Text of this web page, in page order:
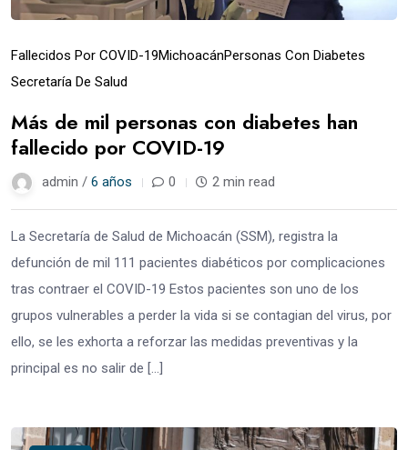
Fallecidos Por COVID-19MichoacánPersonas Con Diabetes
Secretaría De Salud
Más de mil personas con diabetes han
fallecido por COVID-19
admin / 6 años 0 2 min read
La Secretaría de Salud de Michoacán (SSM), registra la
defunción de mil 111 pacientes diabéticos por complicaciones
tras contraer el COVID-19 Estos pacientes son uno de los
grupos vulnerables a perder la vida si se contagian del virus, por
ello, se les exhorta a reforzar las medidas preventivas y la
principal es no salir de […]